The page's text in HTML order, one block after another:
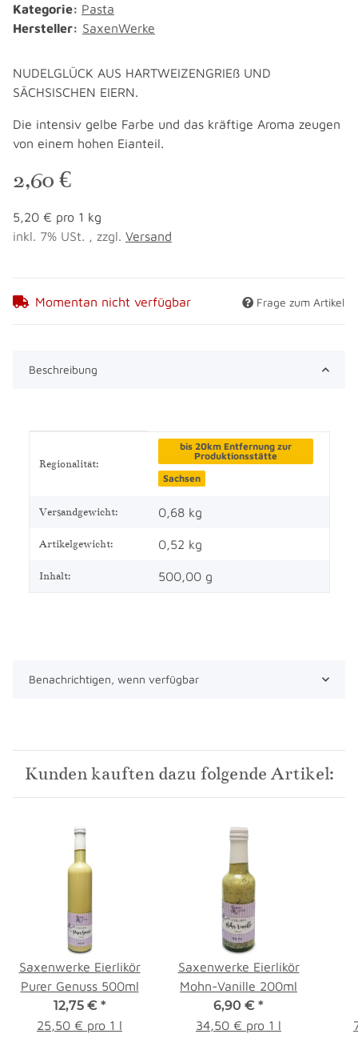
Kategorie: Pasta
Hersteller: SaxenWerke
NUDELGLÜCK AUS HARTWEIZENGRIEß UND
SÄCHSISCHEN EIERN.
Die intensiv gelbe Farbe und das kräftige Aroma zeugen
von einem hohen Eianteil.
2,60 €
5,20 € pro 1 kg
inkl. 7% USt. , zzgl. Versand
Momentan nicht verfügbar Frage zum Artikel
Beschreibung
Regionalität:
bis 20km Entfernung zur
Produktionsstätte
Sachsen
Versandgewicht: 0,68 kg
Artikelgewicht: 0,52 kg
Inhalt: 500,00 g
Benachrichtigen, wenn verfügbar
Kunden kauften dazu folgende Artikel:
Saxenwerke Eierlikör
Purer Genuss 500ml
12,75 € *
25,50 € pro 1 l
Saxenwerke Eierlikör
Mohn-Vanille 200ml
6,90 € *
34,50 € pro 1 l